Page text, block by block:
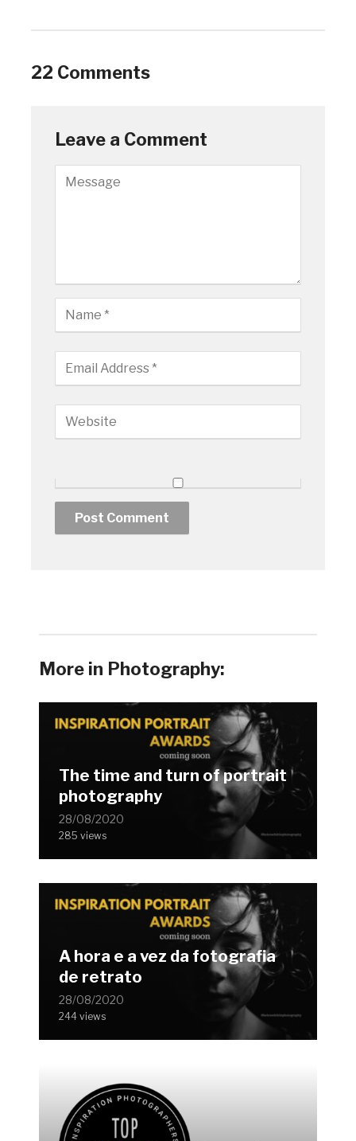
22 Comments
Leave a Comment
More in Photography:
The time and turn of portrait
photography
28/08/2020
285 views
A hora e a vez da fotografia
de retrato
28/08/2020
244 views